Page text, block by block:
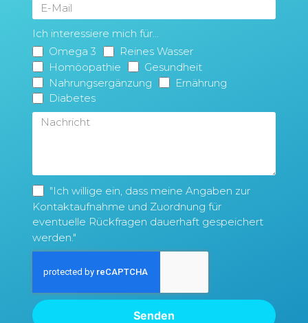
Ich interessiere mich für...
Omega 3
Reines Wasser
Homöopathie
Gesundheit
Nahrungsergänzung
Ernährung
Diabetes
"Ich willige ein, dass meine Angaben zur
Kontaktaufnahme und Zuordnung für
eventuelle Rückfragen dauerhaft gespeichert
werden."
Senden